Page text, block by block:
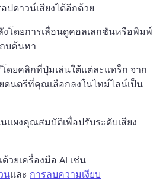
ปดาวน์เสียงได้อีกด้วย
โดยการเลื่อนดูคอลเลกชันหรือพิมพ์
บค้นหา
ดยคลิกที่ปุ่มเล่นใต้แต่ละแทร็ก จาก
ดนตรีที่คุณเลือกลงในไทม์ไลน์เป็น
แผงคุณสมบัติเพื่อปรับระดับเสียง
วยเครื่องมือ AI เช่น
นและ การลบความเงียบ